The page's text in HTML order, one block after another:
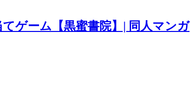
ゲーム【黒蜜書院】| 同人マンガ